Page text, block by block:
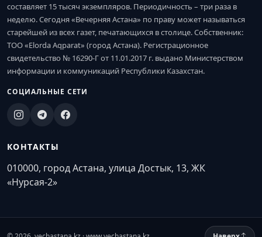
составляет 15 тысяч экземпляров. Периодичность – три раза в
неделю. Сегодня «Вечерняя Астана» по праву может называться
старейшей из всех газет, печатающихся в столице. Собственник:
ТОО «Elorda Aqparat» (город Астана). Регистрационное
свидетельство № 16290-Г от 11.01.2017 г. выдано Министерством
информации и коммуникаций Республики Казахстан.
СОЦИАЛЬНЫЕ СЕТИ
КОНТАКТЫ
010000, город Астана, улица Достык, 13, ЖК
«Нурсая-2»